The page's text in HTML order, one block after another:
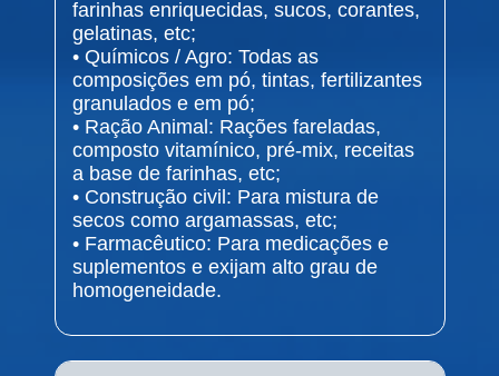
farinhas enriquecidas, sucos, corantes,
gelatinas, etc;
• Químicos / Agro: Todas as
composições em pó, tintas, fertilizantes
granulados e em pó;
• Ração Animal: Rações fareladas,
composto vitamínico, pré-mix, receitas
a base de farinhas, etc;
• Construção civil: Para mistura de
secos como argamassas, etc;
• Farmacêutico: Para medicações e
suplementos e exijam alto grau de
homogeneidade.